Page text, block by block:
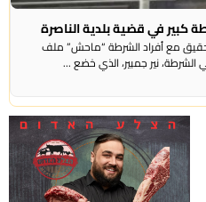
في قضية بلدية الناصرة
مع أفراد الشرطة “ماحش” ملف
نير جمبير، الذي خضع ...